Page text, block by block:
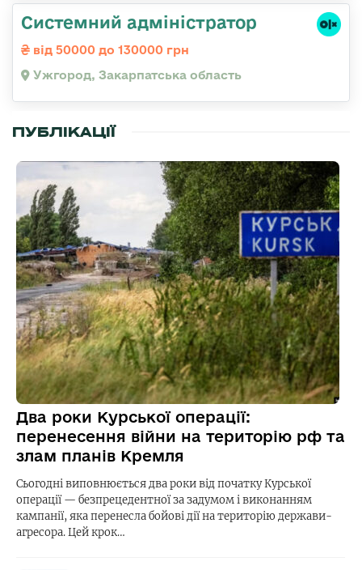
Системний адміністратор
від 50000 до 130000 грн
Ужгород, Закарпатська область
ПУБЛІКАЦІЇ
Два роки Курської операції:
перенесення війни на територію рф та
злам планів Кремля
Сьогодні виповнюється два роки від початку Курської
операції — безпрецедентної за задумом і виконанням
кампанії, яка перенесла бойові дії на територію держави-
агресора. Цей крок…